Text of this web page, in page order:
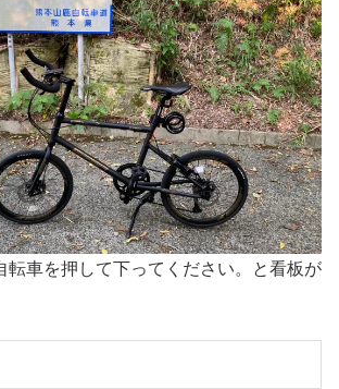
転車を押して下ってください。と看板が